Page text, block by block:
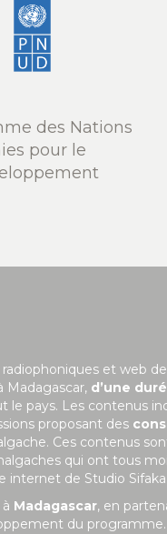
des Nations
pour le
et web
d’une
le pays. Les contenus
proposant des
Ces contenus
qui ont tous
de Studio Sifaka
à Madagascar, en
du